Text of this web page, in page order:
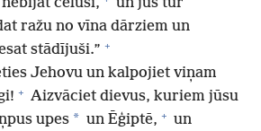
cēluši,
un jūs tur
ražu no vīna dārziem un
stādījuši.” +
Jehovu un kalpojiet viņam
+ Aizvāciet dievus, kuriem jūsu
upes * un Ēģiptē, + un